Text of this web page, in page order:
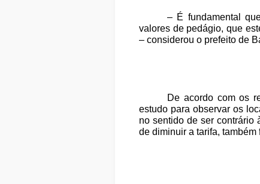
– É fundamental
valores de pedágio, que
– considerou o prefeito de
De acordo com os
estudo para observar os
no sentido de ser contrário
de diminuir a tarifa, também